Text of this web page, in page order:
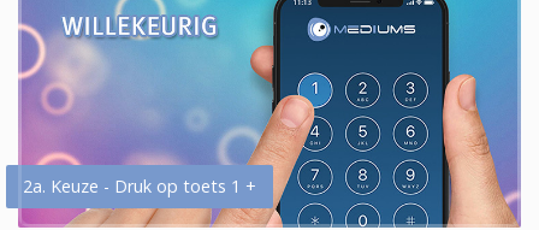
2a. Keuze - Druk op toets 1 +